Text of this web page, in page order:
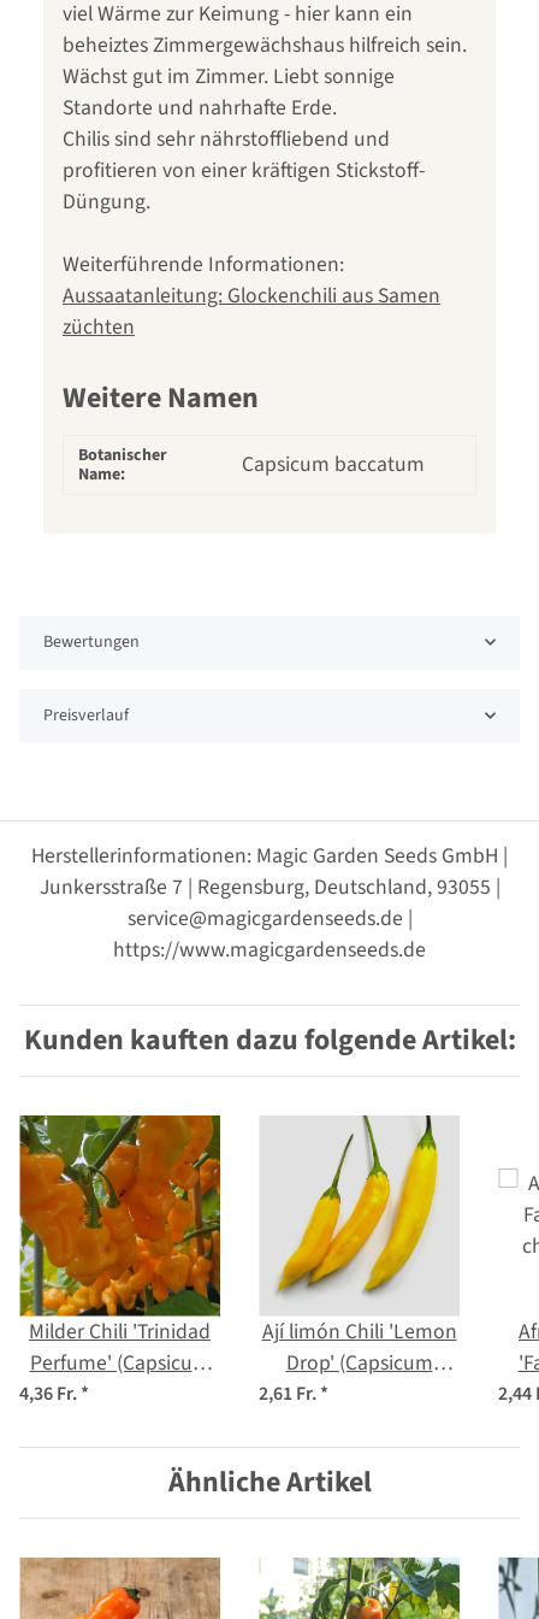
viel Wärme zur Keimung - hier kann ein
beheiztes Zimmergewächshaus hilfreich sein.
Wächst gut im Zimmer. Liebt sonnige
Standorte und nahrhafte Erde.
Chilis sind sehr nährstoffliebend und
profitieren von einer kräftigen Stickstoff-
Düngung.
Weiterführende Informationen:
Aussaatanleitung: Glockenchili aus Samen
züchten
Weitere Namen
Botanischer
Name:
Capsicum baccatum
Bewertungen
Preisverlauf
Herstellerinformationen: Magic Garden Seeds GmbH |
Junkersstraße 7 | Regensburg, Deutschland, 93055 |
service@magicgardenseeds.de |
https://www.magicgardenseeds.de
Kunden kauften dazu folgende Artikel:
Milder Chili 'Trinidad
Perfume' (Capsicum
chinense ) Samen
4,36 Fr.*
Ají limón Chili 'Lemon
Drop' (Capsicum
baccatum) Samen
2,61 Fr.* 2,44
Ähnliche Artikel